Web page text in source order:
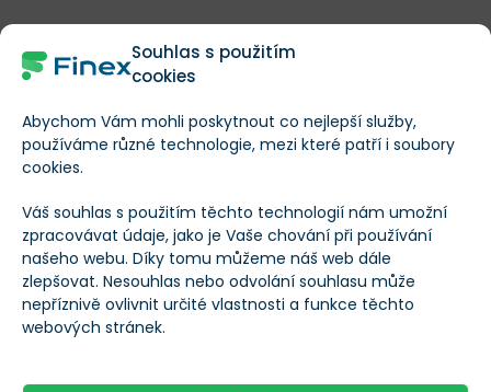
Souhlas s použitím
cookies
Abychom Vám mohli poskytnout co nejlepší služby,
používáme různé technologie, mezi které patří i soubory
cookies.
Váš souhlas s použitím těchto technologií nám umožní
zpracovávat údaje, jako je Vaše chování při používání
našeho webu. Díky tomu můžeme náš web dále
zlepšovat. Nesouhlas nebo odvolání souhlasu může
nepříznivě ovlivnit určité vlastnosti a funkce těchto
webových stránek.
blockchainrozhodně nesázela.
Rozhodne důvěra velkých hráčů
Návrat však pravděpodobně přijde postupně. Nikoliv
přes další meme coin mánii, nýbrž skrze užitečnost
sítě pro instituce a stabilnější aplikace.
ukázala, že může klesnout hlouběji, než část držitelů